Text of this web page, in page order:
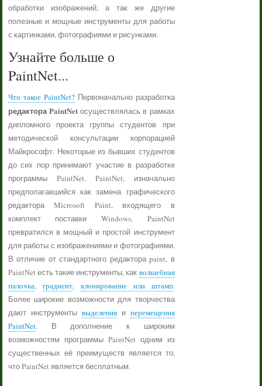
обработки изображений, а так же другие
полезные и мощные инструменты для работы
с картинками, фотографиями и рисунками.
Узнайте больше о
PaintNet...
Что такое PaintNet?Первоначально разработка
редактора PaintNet осуществлялась в рамках
дипломного проекта группы студентов при
методической консультации корпорацией
Майкрософт. Некоторые из бывших студентов
до сих пор принимают участие в разработке
программы PaintNet. PaintNet, изначально
предполагавшийся как замена графического
редактора Microsoft Paint, входящего в
комплект поставки Windows, PaintNet
превратился в мощный и простой инструмент
для работы с изображениями и фотографиями.
В отличие от стандартного редактора paint, в
PaintNet есть такие инструменты, как волшебная
палочка, градиент, клонирование или штамп.
Более широкие возможности для творчества
дают инструменты выделенияи перемещения
PaintNet. В дополнение к широким
возможностям программы PaintNet одним из
существенных её преимуществ является то,
что PaintNet является бесплатным.